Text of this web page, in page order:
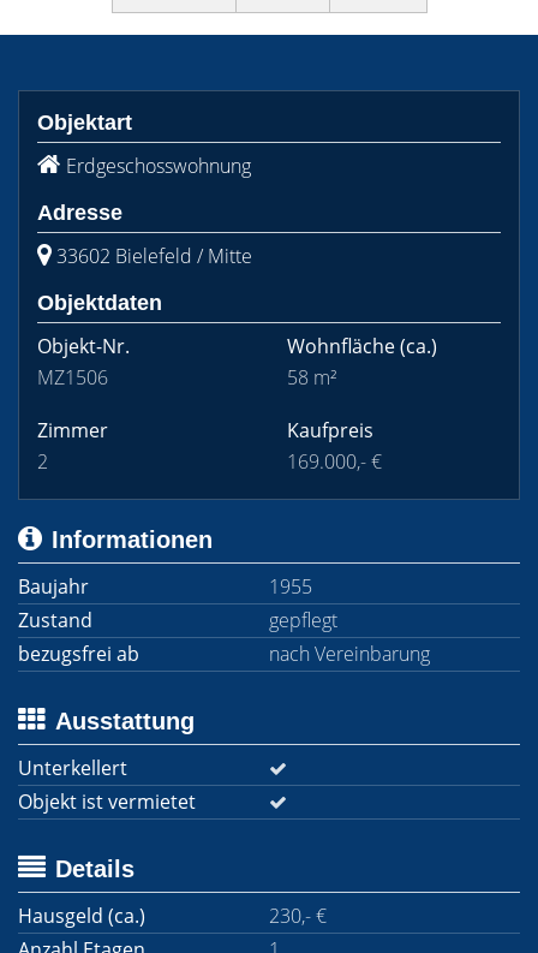
Objektart
Erdgeschosswohnung
Adresse
33602 Bielefeld / Mitte
Objektdaten
Objekt-Nr.
MZ1506
Wohnfläche(ca.)
58 m²
Zimmer
2
Kaufpreis
169.000,- €
Informationen
Baujahr
1955
Zustand
gepflegt
bezugsfrei ab
nach Vereinbarung
Ausstattung
Unterkellert
Objekt ist vermietet
Details
Hausgeld (ca.)
230,- €